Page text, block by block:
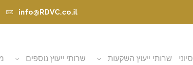
info@RDVC.co.il
שרותי ייעוץ השקעות שרותי ייעוץ נוספים